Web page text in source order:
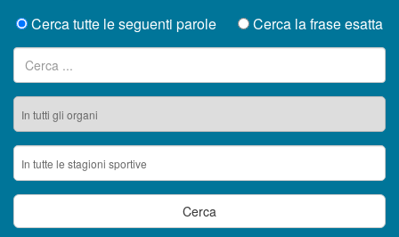
Cerca tutte le seguenti parole
Cerca la frase esatta
Ricerca per: